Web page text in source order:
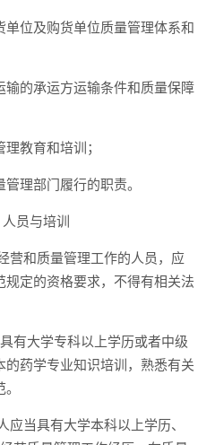
位及购货单位质量管理体系和
的承运方运输条件和质量保障
教育和培训；
理部门履行的职责。
员与培训
和质量管理工作的人员，应
定的资格要求，不得有相关法
有大学专科以上学历或者中级
药学专业知识培训，熟悉有关
当具有大学本科以上学历、